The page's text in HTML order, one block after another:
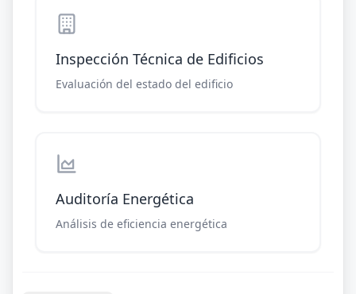
Inspección Técnica de Edificios
Evaluación del estado del edificio
Auditoría Energética
Análisis de eficiencia energética